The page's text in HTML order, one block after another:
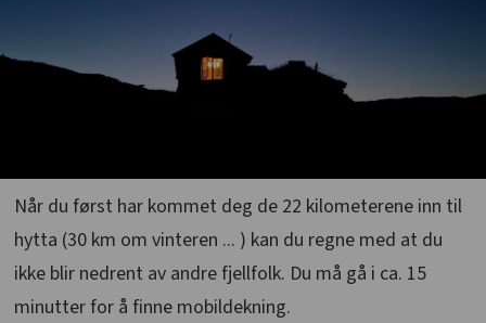
Når du først har kommet deg de 22 kilometerene inn til
hytta (30 km om vinteren ... ) kan du regne med at du
ikke blir nedrent av andre fjellfolk. Du må gå i ca. 15
minutter for å finne mobildekning.